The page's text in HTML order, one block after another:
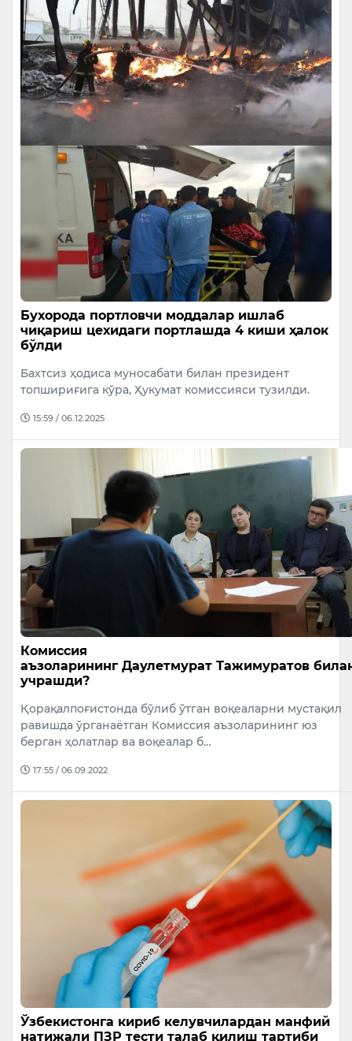
Бухорода портловчи моддалар ишлаб
чиқариш цехидаги портлашда 4 киши ҳалок
бўлди
Бахтсиз ҳодиса муносабати билан президент
топшириғига кўра, Ҳукумат комиссияси тузилди.
15:59 / 06.12.2025
Комиссия
аъзоларининг Даулетмурат Тажимуратов
учрашди?
Қорақалпоғистонда бўлиб ўтган воқеаларни мустақил
равишда ўрганаётган Комиссия аъзоларининг юз
берган ҳолатлар ва воқеалар б…
17:55 / 06.09.2022
Ўзбекистонга кириб келувчилардан манфий
натижали ПЗР тести талаб қилиш тартиби